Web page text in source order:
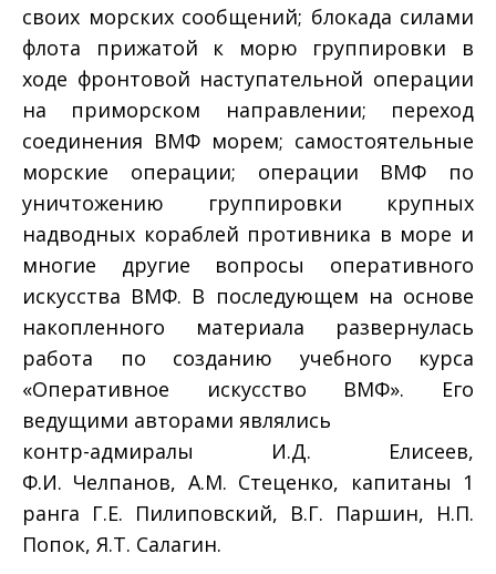
своих морских сообщений; блокада силами
флота прижатой к морю группировки в
ходе фронтовой наступательной операции
на приморском направлении; переход
соединения ВМФ морем; самостоятельные
морские операции; операции ВМФ по
уничтожению группировки крупных
надводных кораблей противника в море и
многие другие вопросы оперативного
искусства ВМФ. В последующем на основе
накопленного материала развернулась
работа по созданию учебного курса
«Оперативное искусство ВМФ». Его
ведущими авторами являлись
контр-адмиралы И.Д. Елисеев,
Ф.И. Челпанов, А.М. Стеценко, капитаны 1
ранга Г.Е. Пилиповский, В.Г. Паршин, Н.П.
Попок, Я.Т. Салагин.